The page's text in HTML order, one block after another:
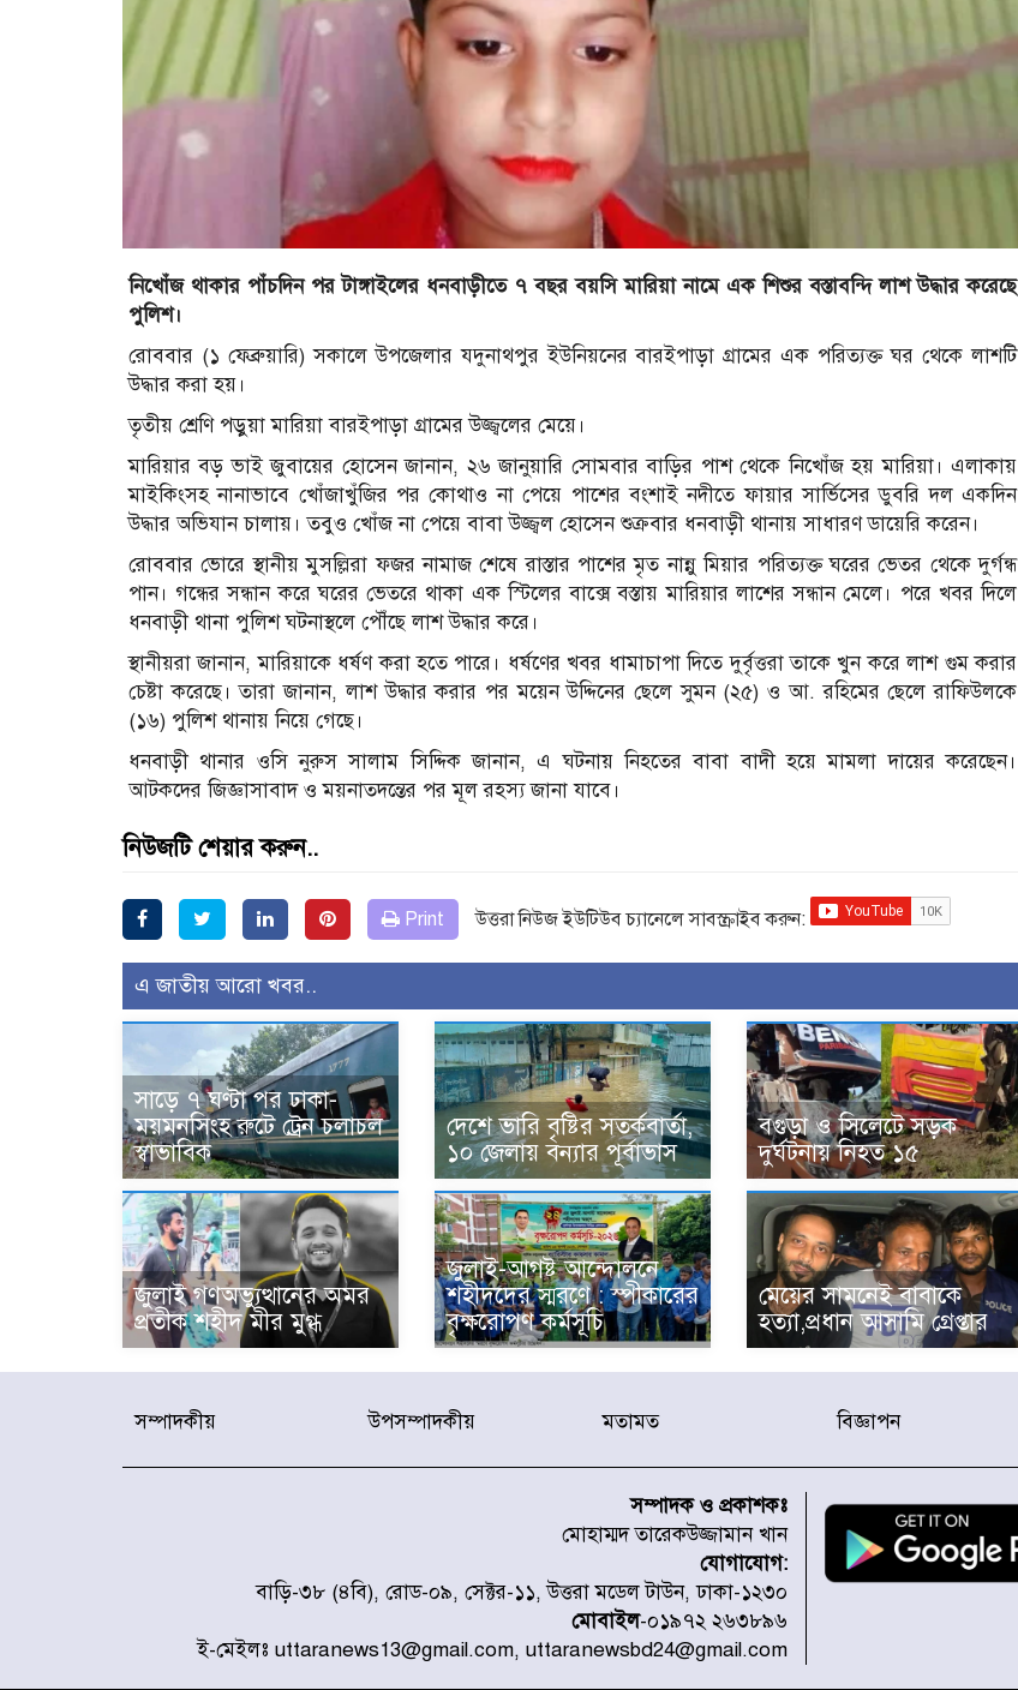
নিখোঁজ থাকার পাঁচদিন পর টাঙ্গাইলের ধনবাড়ীতে ৭ বছর বয়সি মারিয়া নামে এক শিশুর বস্তাবন্দি লাশ উদ্ধার করেছে
পুলিশ।
রোববার (১ ফেব্রুয়ারি) সকালে উপজেলার যদুনাথপুর ইউনিয়নের বারইপাড়া গ্রামের এক পরিত্যক্ত ঘর থেকে লাশটি
উদ্ধার করা হয়।
তৃতীয় শ্রেণি পড়ুয়া মারিয়া বারইপাড়া গ্রামের উজ্জ্বলের মেয়ে।
মারিয়ার বড় ভাই জুবায়ের হোসেন জানান, ২৬ জানুয়ারি সোমবার বাড়ির পাশ থেকে নিখোঁজ হয় মারিয়া। এলাকায়
মাইকিংসহ নানাভাবে খোঁজাখুঁজির পর কোথাও না পেয়ে পাশের বংশাই নদীতে ফায়ার সার্ভিসের ডুবরি দল একদিন
উদ্ধার অভিযান চালায়। তবুও খোঁজ না পেয়ে বাবা উজ্জ্বল হোসেন শুক্রবার ধনবাড়ী থানায় সাধারণ ডায়েরি করেন।
রোববার ভোরে স্থানীয় মুসল্লিরা ফজর নামাজ শেষে রাস্তার পাশের মৃত নান্নু মিয়ার পরিত্যক্ত ঘরের ভেতর থেকে দুর্গন্ধ
পান। গন্ধের সন্ধান করে ঘরের ভেতরে থাকা এক স্টিলের বাক্সে বস্তায় মারিয়ার লাশের সন্ধান মেলে। পরে খবর দিলে
ধনবাড়ী থানা পুলিশ ঘটনাস্থলে পৌঁছে লাশ উদ্ধার করে।
স্থানীয়রা জানান, মারিয়াকে ধর্ষণ করা হতে পারে। ধর্ষণের খবর ধামাচাপা দিতে দুর্বৃত্তরা তাকে খুন করে লাশ গুম করার
চেষ্টা করেছে। তারা জানান, লাশ উদ্ধার করার পর ময়েন উদ্দিনের ছেলে সুমন (২৫) ও আ. রহিমের ছেলে রাফিউলকে
(১৬) পুলিশ থানায় নিয়ে গেছে।
ধনবাড়ী থানার ওসি নুরুস সালাম সিদ্দিক জানান, এ ঘটনায় নিহতের বাবা বাদী হয়ে মামলা দায়ের করেছেন।
আটকদের জিজ্ঞাসাবাদ ও ময়নাতদন্তের পর মূল রহস্য জানা যাবে।
নিউজটি শেয়ার করুন..
Print উত্তরা নিউজ ইউটিউব চ্যানেলে সাবস্ক্রাইব করুন:
এ জাতীয় আরো খবর..
সাড়ে ৭ ঘণ্টা পর ঢাকা-
ময়মনসিংহ রুটে ট্রেন চলাচল
স্বাভাবিক
দেশে ভারি বৃষ্টির সতর্কবার্তা,
১০ জেলায় বন্যার পূর্বাভাস
বগুড়া ও সিলেটে সড়ক
দুর্ঘটনায় নিহত ১৫
জুলাই গণঅভ্যুত্থানের অমর
প্রতীক শহীদ মীর মুগ্ধ
জুলাই-আগষ্ট আন্দোলনে
শহীদদের স্মরণে : স্পীকারের
বৃক্ষরোপণ কর্মসূচি
মেয়ের সামনেই বাবাকে
হত্যা,প্রধান আসামি গ্রেপ্তার
সম্পাদকীয় উপসম্পাদকীয় মতামত বিজ্ঞাপন
সম্পাদক ও প্রকাশকঃ
মোহাম্মদ তারেকউজ্জামান খান
যোগাযোগ:
বাড়ি-৩৮ (৪বি), রোড-০৯, সেক্টর-১১, উত্তরা মডেল টাউন, ঢাকা-১২৩০
মোবাইল-০১৯৭২ ২৬৩৮৯৬
ই-মেইলঃ uttaranews13@gmail.com, uttaranewsbd24@gmail.com